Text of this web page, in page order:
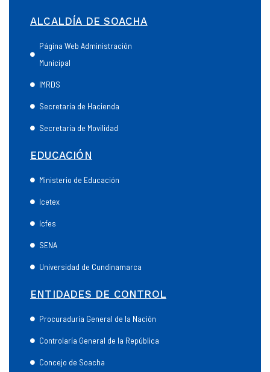
ALCALDÍA DE SOACHA
Página Web Administración
Municipal
IMRDS
Secretaría de Hacienda
Secretaría de Movilidad
EDUCACIÓN
Ministerio de Educación
Icetex
Icfes
SENA
Universidad de Cundinamarca
ENTIDADES DE CONTROL
Procuraduría General de la Nación
Controlaría General de la República
Concejo de Soacha